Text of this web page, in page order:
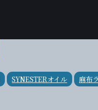
SYNESTERオイル 麻布